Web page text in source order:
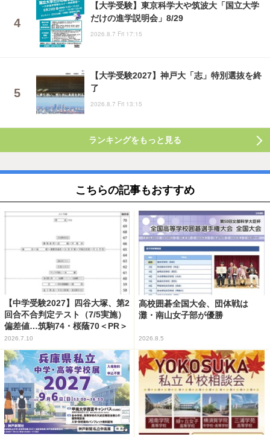
【大学受験】東京科学大や筑波大「国立大学
だけの進学説明会」8/29
2026.8.7 Fri 17:15
【大学受験2027】神戸大「志」特別選抜を終
了
2026.8.7 Fri 13:15
ランキングをもっと見る
こちらの記事もおすすめ
【中学受験2027】四谷大塚、第2
回合不合判定テスト（7/5実施）
偏差値…筑駒74・桜蔭70＜PR＞
2026.7.10
高校囲碁全国大会、団体戦は
灘・南山女子部が優勝
2026.8.5